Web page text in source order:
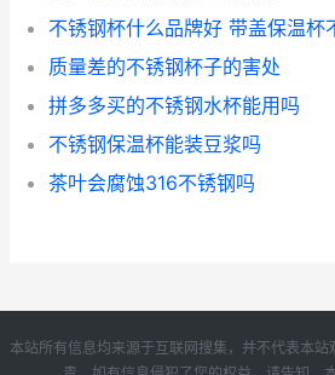
质量差的不锈钢杯子的害处
拼多多买的不锈钢水杯能用吗
不锈钢保温杯能装豆浆吗
茶叶会腐蚀316不锈钢吗
本站所有信息均来源于互联网搜集，并不代表本